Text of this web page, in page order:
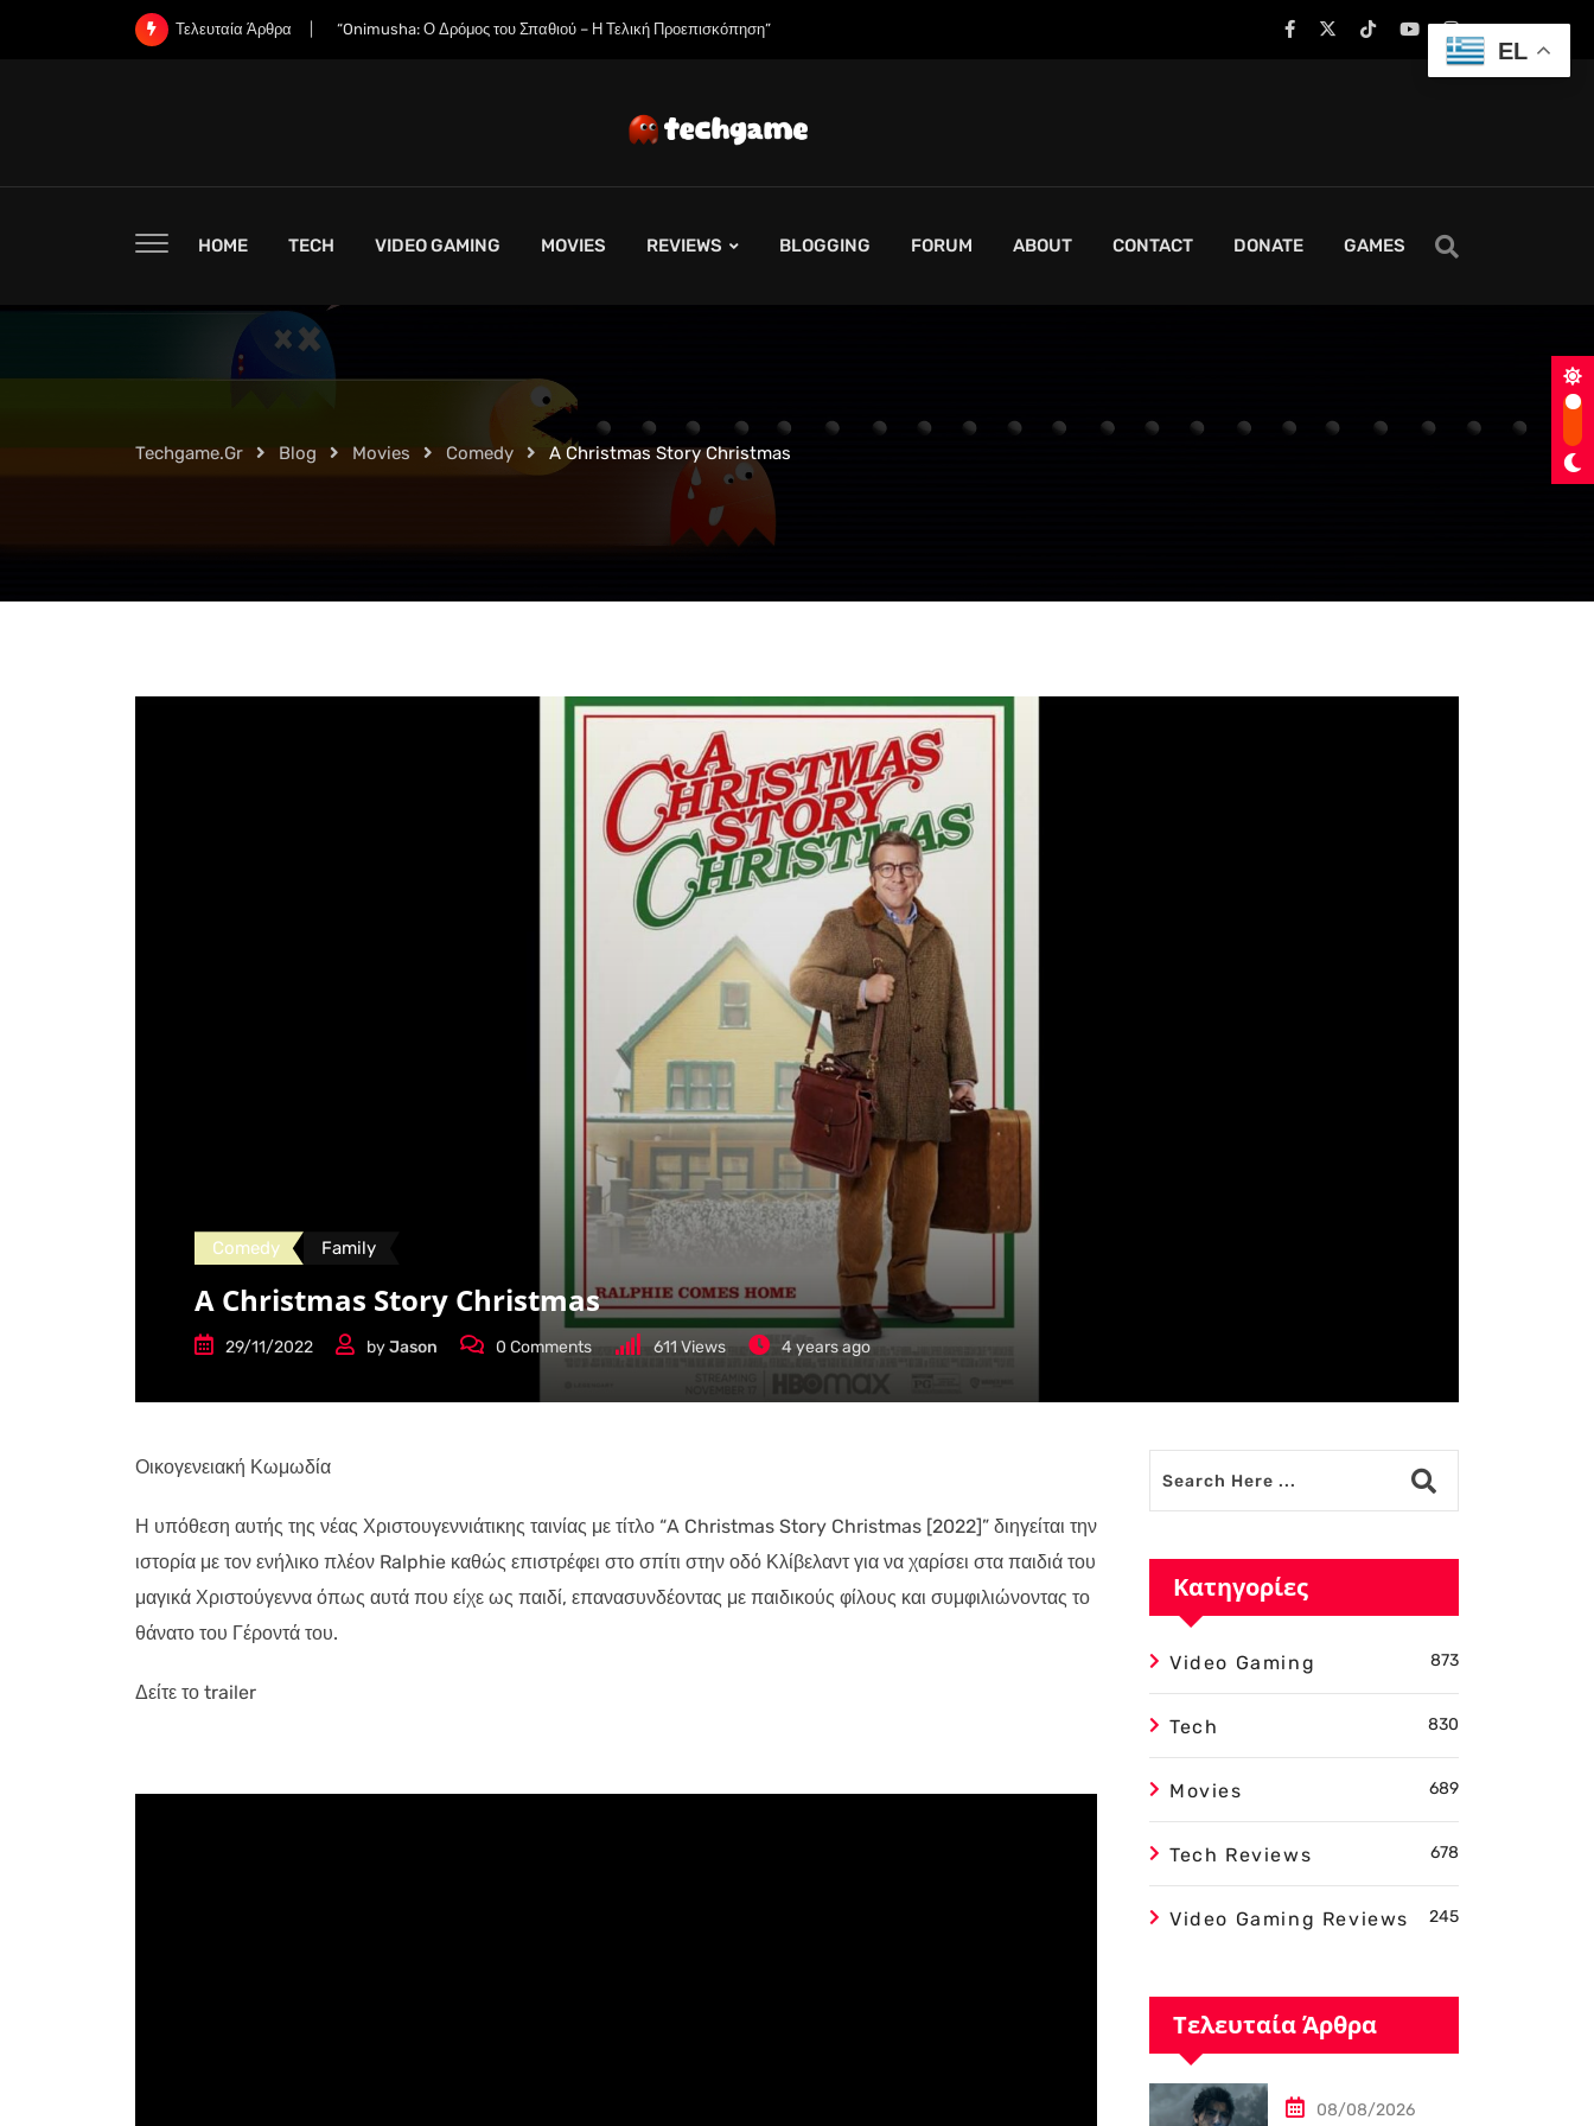
Τελευταία Άρθρα “Οι Εταιρείες RAM Έχουν Ήδη Εξαντλήσει τη Συνολική Παραγωγική Ικανότητα τους για το 2027”
HOME TECH VIDEO GAMING MOVIES REVIEWS BLOGGING FORUM ABOUT CONTACT DONATE GAMES
Techgame.gr Blog Movies Comedy A Christmas Story Christmas
Comedy Family
A Christmas Story Christmas
29/11/2022 byJason 0 Comments 611 Views 4 years ago
Οικογενειακή Κωμωδία
Η υπόθεση αυτής της νέας Χριστουγεννιάτικης ταινίας με τίτλο “A Christmas Story Christmas [2022]” διηγείται την
ιστορία με τον ενήλικο πλέον Ralphie καθώς επιστρέφει στο σπίτι στην οδό Κλίβελαντ για να χαρίσει στα παιδιά του
μαγικά Χριστούγεννα όπως αυτά που είχε ως παιδί, επανασυνδέοντας με παιδικούς φίλους και συμφιλιώνοντας το
θάνατο του Γέροντά του.
Δείτε το trailer
Κατηγορίες
Video Gaming 873
Tech 830
Movies 689
Tech Reviews 678
Video Gaming Reviews 245
Τελευταία Άρθρα
08/08/2026
EL